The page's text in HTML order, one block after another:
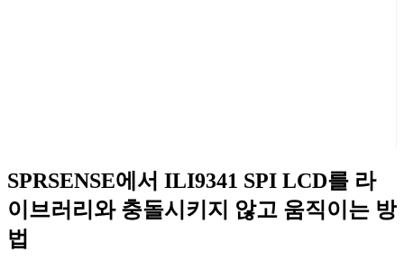
SPRSENSE에서 ILI9341 SPI LCD를 라
이브러리와 충돌시키지 않고 움직이는 방
법